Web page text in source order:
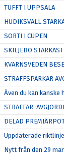
TUFFT I UPPSALA
HUDIKSVALL
SORTI I CUPEN
SKILJEBO STARKAST
KVARNSVEDEN
STRAFFSPARKAR
Även du kan kanske
STRAFFAR-
DELAD
Uppdaterade
Nytt från den 29